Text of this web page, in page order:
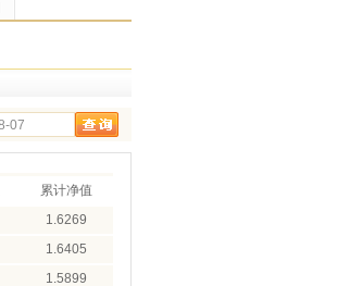
累计净值
1.6269
1.6405
1.5899